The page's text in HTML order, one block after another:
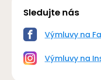
Sledujte nás
Výmluvy na
Výmluvy na